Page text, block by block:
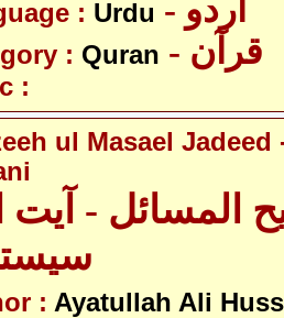
: Urdu - اردو
: Quran - قرآن
:
ul Masael Jadeed
المسائل - آیت
: Ayatullah Ali